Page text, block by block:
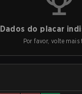
Dados do placar
Por favor, volte mais